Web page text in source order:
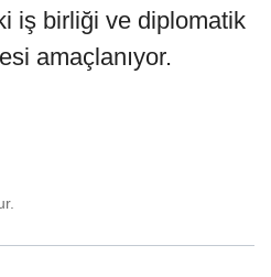
iş birliği ve diplomatik
amaçlanıyor.